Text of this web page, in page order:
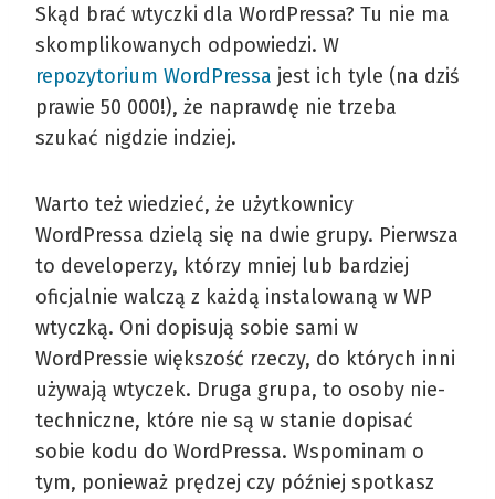
Skąd brać wtyczki dla WordPressa? Tu nie ma
skomplikowanych odpowiedzi. W
repozytorium WordPressa jest ich tyle (na dziś
prawie 50 000!), że naprawdę nie trzeba
szukać nigdzie indziej.
Warto też wiedzieć, że użytkownicy
WordPressa dzielą się na dwie grupy. Pierwsza
to developerzy, którzy mniej lub bardziej
oficjalnie walczą z każdą instalowaną w WP
wtyczką. Oni dopisują sobie sami w
WordPressie większość rzeczy, do których inni
używają wtyczek. Druga grupa, to osoby nie-
techniczne, które nie są w stanie dopisać
sobie kodu do WordPressa. Wspominam o
tym, ponieważ prędzej czy później spotkasz